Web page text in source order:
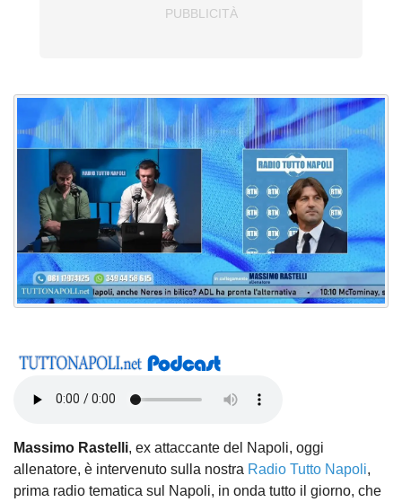
Massimo Rastelli, ex attaccante del Napoli, oggi
allenatore, è intervenuto sulla nostra Radio Tutto Napoli,
prima radio tematica sul Napoli, in onda tutto il giorno, che